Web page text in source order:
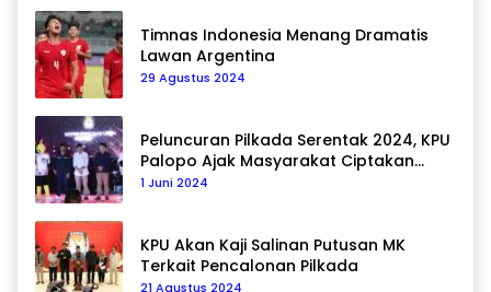
Timnas Indonesia Menang Dramatis
Lawan Argentina
29 Agustus 2024
Peluncuran Pilkada Serentak 2024, KPU
Palopo Ajak Masyarakat Ciptakan
Pilkada Damai
1 Juni 2024
KPU Akan Kaji Salinan Putusan MK
Terkait Pencalonan Pilkada
21 Agustus 2024